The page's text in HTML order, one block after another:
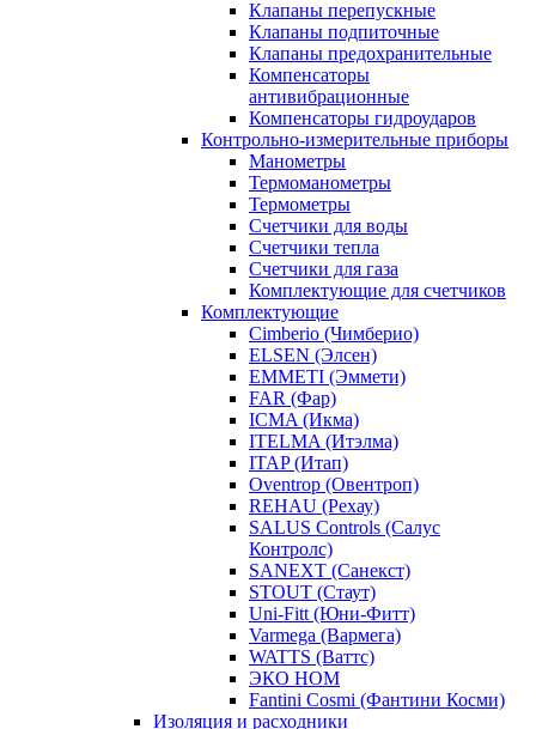
Клапаны перепускные
Клапаны подпиточные
Клапаны предохранительные
Компенсаторы
антивибрационные
Компенсаторы гидроударов
Контрольно-измерительные приборы
Манометры
Термоманометры
Термометры
Счетчики для воды
Счетчики тепла
Счетчики для газа
Комплектующие для счетчиков
Комплектующие
Cimberio (Чимберио)
ELSEN (Элсен)
EMMETI (Эммети)
FAR (Фар)
ICMA (Икма)
ITELMA (Итэлма)
ITAP (Итап)
Oventrop (Овентроп)
REHAU (Рехау)
SALUS Controls (Салус
Контролс)
SANEXT (Санекст)
STOUT (Стаут)
Uni-Fitt (Юни-Фитт)
Varmega (Вармега)
WATTS (Ваттс)
ЭКО НОМ
Fantini Cosmi (Фантини Косми)
Изоляция и расходники